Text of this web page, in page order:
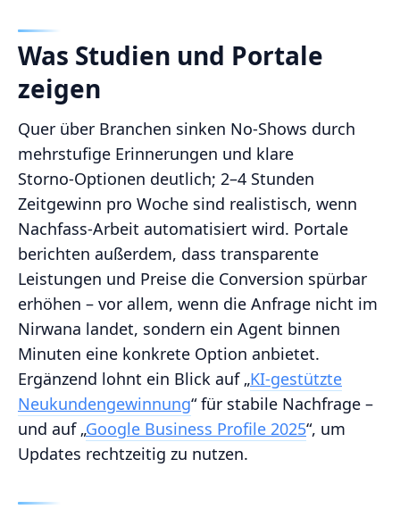
Was Studien und Portale
zeigen
Quer über Branchen sinken No‑Shows durch
mehrstufige Erinnerungen und klare
Storno‑Optionen deutlich; 2–4 Stunden
Zeitgewinn pro Woche sind realistisch, wenn
Nachfass‑Arbeit automatisiert wird. Portale
berichten außerdem, dass transparente
Leistungen und Preise die Conversion spürbar
erhöhen – vor allem, wenn die Anfrage nicht im
Nirwana landet, sondern ein Agent binnen
Minuten eine konkrete Option anbietet.
Ergänzend lohnt ein Blick auf „KI‑gestützte
Neukundengewinnung“ für stabile Nachfrage –
und auf „Google Business Profile 2025“, um
Updates rechtzeitig zu nutzen.